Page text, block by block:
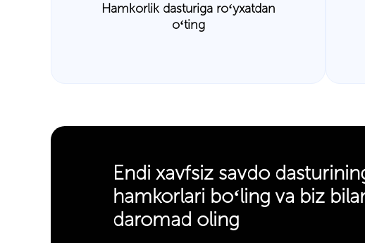
Hamkorlik dasturiga roʻyxatdan
oʻting
Endi xavfsiz savdo
hamkorlari boʻling va biz
daromad oling